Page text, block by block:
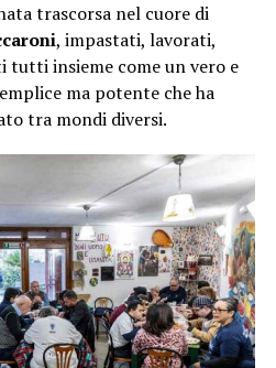
trascorsa nel cuore di
, impastati, lavorati,
tutti insieme come un vero e
ma potente che ha
tra mondi diversi.